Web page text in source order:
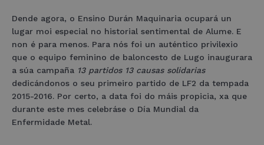
Dende agora, o Ensino Durán Maquinaria ocupará un
lugar moi especial no historial sentimental de Alume. E
non é para menos. Para nós foi un auténtico privilexio
que o equipo feminino de baloncesto de Lugo inaugurara
a súa campaña 13 partidos 13 causas solidarias
dedicándonos o seu primeiro partido de LF2 da tempada
2015-2016. Por certo, a data foi do máis propicia, xa que
durante este mes celebráse o Día Mundial da
Enfermidade Metal.